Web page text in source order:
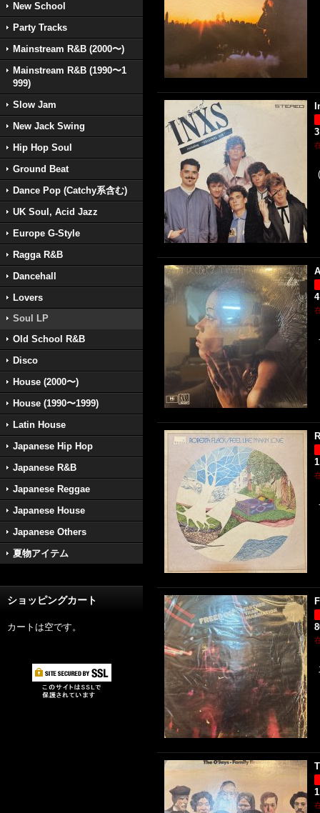
New School
Party Tracks
Mainstream R&B (2000〜)
Mainstream R&B (1990〜1
999)
Slow Jam
New Jack Swing
Hip Hop Soul
Ground Beat
Dance Pop (Catchy系含む)
UK Soul, Acid Jazz
Europe G-Style
Ragga R&B
Dancehall
Lovers
Soul LP
Old School R&B
Disco
House (2000〜)
House (1990〜1999)
Latin House
Japanese Hip Hop
Japanese R&B
Japanese Reggae
Japanese House
Japanese Others
夏物アイテム
ショッピングカート
カートは空です。